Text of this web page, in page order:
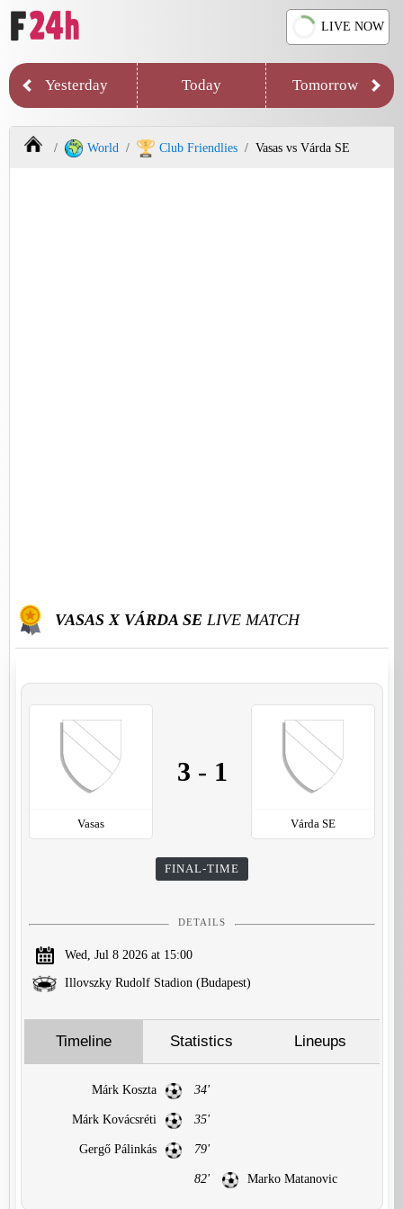
LIVE NOW
Yesterday Today Tomorrow
World Club Friendlies Vasas vs Várda SE
VASAS X VÁRDA SE LIVE MATCH
Vasas
3 - 1
Várda SE
FINAL-TIME
DETAILS
Wed, Jul 8 2026 at 15:00
Illovszky Rudolf Stadion (Budapest)
Timeline Statistics Lineups
Márk Koszta 34'
Márk Kovácsréti 35'
Gergő Pálinkás 79'
82' Marko Matanovic